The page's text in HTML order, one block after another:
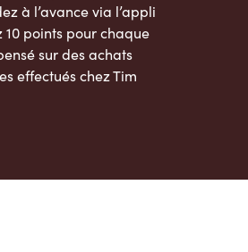
à l’avance via l’appli
10 points pour chaque
sur des achats
effectués chez Tim